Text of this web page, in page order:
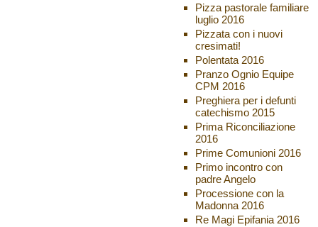
Pizza pastorale familiare
luglio 2016
Pizzata con i nuovi
cresimati!
Polentata 2016
Pranzo Ognio Equipe
CPM 2016
Preghiera per i defunti
catechismo 2015
Prima Riconciliazione
2016
Prime Comunioni 2016
Primo incontro con
padre Angelo
Processione con la
Madonna 2016
Re Magi Epifania 2016